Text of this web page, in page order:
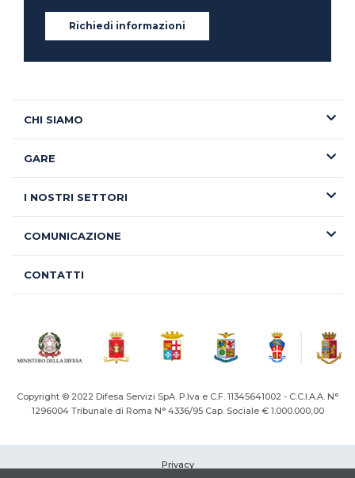
Richiedi informazioni
CHI SIAMO
GARE
I NOSTRI SETTORI
COMUNICAZIONE
CONTATTI
Copyright © 2022 Difesa Servizi SpA. P.Iva e C.F. 11345641002 - C.C.I.A.A. N°
1296004Tribunale di Roma N° 4336/95 Cap. Sociale € 1.000.000,00
Privacy